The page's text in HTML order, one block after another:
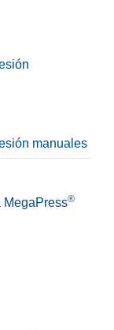
manuales
MegaPress®